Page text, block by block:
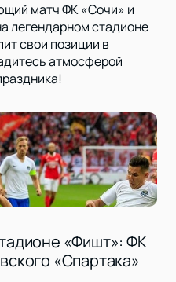
матч ФК «Сочи» и
легендарном стадионе
свои позиции в
атмосферой
«Фишт»: ФК
«Спартака»